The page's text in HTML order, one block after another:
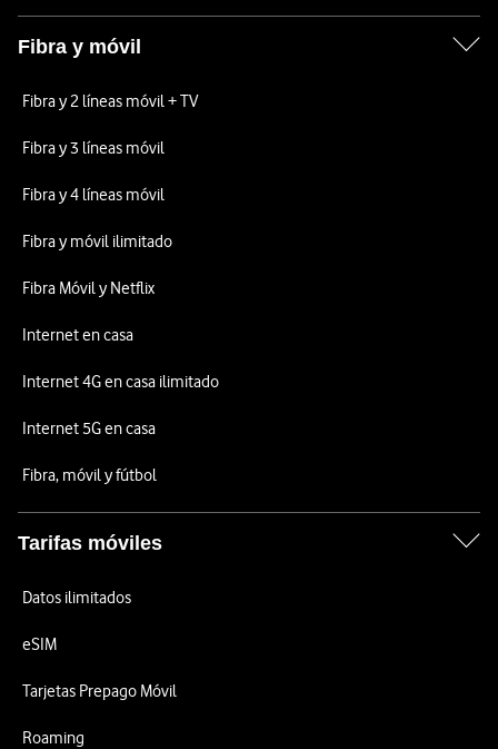
Fibra y móvil
Fibra y 2 líneas móvil + TV
Fibra y 3 líneas móvil
Fibra y 4 líneas móvil
Fibra y móvil ilimitado
Fibra Móvil y Netflix
Internet en casa
Internet 4G en casa ilimitado
Internet 5G en casa
Fibra, móvil y fútbol
Tarifas móviles
Datos ilimitados
eSIM
Tarjetas Prepago Móvil
Roaming